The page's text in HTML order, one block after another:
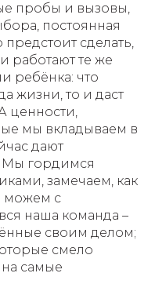
пробы и вызовы,
постоянная
сделать,
работают те же
ребёнка: что
жизни, то и даст
ценности,
мы вкладываем в
дают
Мы гордимся
замечаем, как
можем с
наша команда –
своим делом;
смело
на самые